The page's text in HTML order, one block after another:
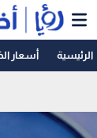
الرئيسية أسعار